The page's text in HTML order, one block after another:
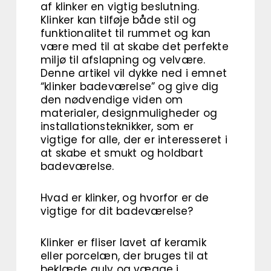
af klinker en vigtig beslutning.
Klinker kan tilføje både stil og
funktionalitet til rummet og kan
være med til at skabe det perfekte
miljø til afslapning og velvære.
Denne artikel vil dykke ned i emnet
“klinker badeværelse” og give dig
den nødvendige viden om
materialer, designmuligheder og
installationsteknikker, som er
vigtige for alle, der er interesseret i
at skabe et smukt og holdbart
badeværelse.
Hvad er klinker, og hvorfor er de
vigtige for dit badeværelse?
Klinker er fliser lavet af keramik
eller porcelæn, der bruges til at